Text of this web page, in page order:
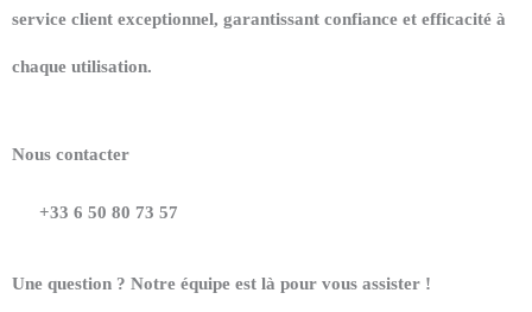
service client exceptionnel, garantissant confiance et efficacité à
chaque utilisation.
Nous contacter
+33 6 50 80 73 57
Une question ? Notre équipe est là pour vous assister !